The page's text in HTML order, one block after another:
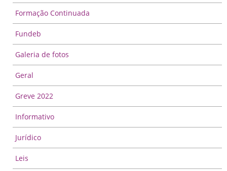
Formação Continuada
Fundeb
Galeria de fotos
Geral
Greve 2022
Informativo
Jurídico
Leis